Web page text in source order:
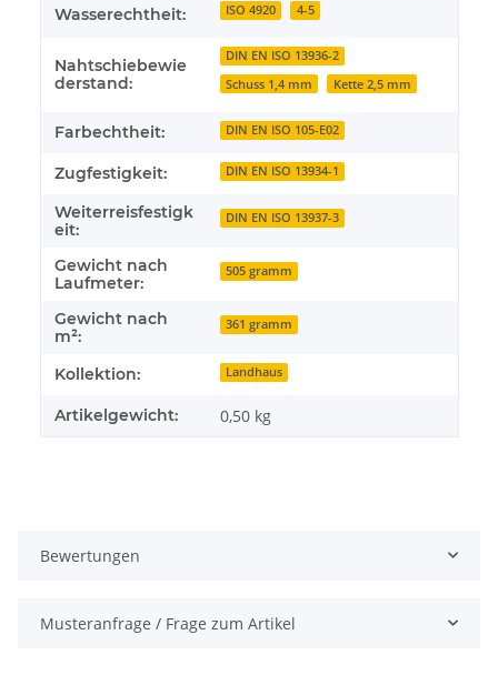
Wasserechtheit: ISO 4920 4-5
Nahtschiebewie
derstand:
DIN EN ISO 13936-2
Schuss 1,4 mm
Kette 2,5 mm
Farbechtheit: DIN EN ISO 105-E02
Zugfestigkeit: DIN EN ISO 13934-1
Weiterreisfestigk
eit:
DIN EN ISO 13937-3
Gewicht nach
Laufmeter:
505 gramm
Gewicht nach
m²:
361 gramm
Kollektion: Landhaus
Artikelgewicht: 0,50 kg
Bewertungen
Musteranfrage / Frage zum Artikel